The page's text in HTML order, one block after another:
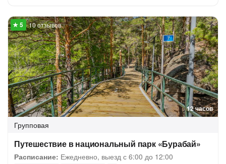
12 часов
10 отзывов
Групповая
Путешествие в национальный парк «Бурабай»
Расписание: Ежедневно, выезд с 6:00 до 12:00